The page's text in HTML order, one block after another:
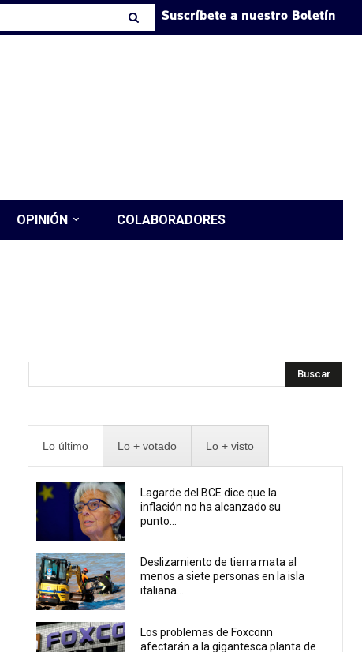
Suscríbete a nuestro Boletín
OPINIÓN COLABORADORES
Buscar
Lo último Lo + votado Lo + visto
Lagarde del BCE dice que la
inflación no ha alcanzado su
punto...
Deslizamiento de tierra mata al
menos a siete personas en la isla
italiana...
Los problemas de Foxconn
afectarán a la gigantesca planta de